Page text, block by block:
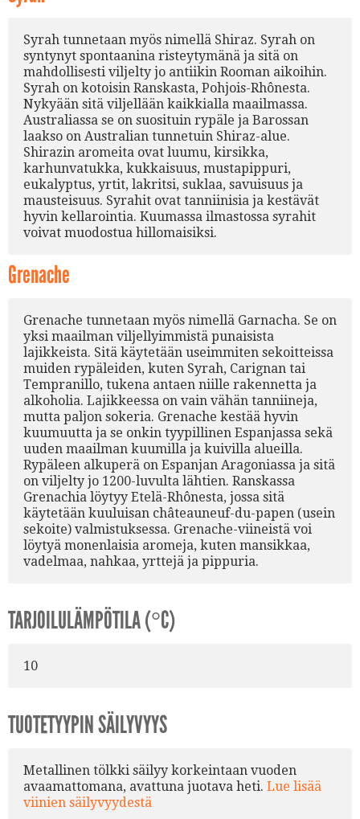
Syrah tunnetaan myös nimellä Shiraz. Syrah on
syntynyt spontaanina risteytymänä ja sitä on
mahdollisesti viljelty jo antiikin Rooman aikoihin.
Syrah on kotoisin Ranskasta, Pohjois-Rhônesta.
Nykyään sitä viljellään kaikkialla maailmassa.
Australiassa se on suosituin rypäle ja Barossan
laakso on Australian tunnetuin Shiraz-alue.
Shirazin aromeita ovat luumu, kirsikka,
karhunvatukka, kukkaisuus, mustapippuri,
eukalyptus, yrtit, lakritsi, suklaa, savuisuus ja
mausteisuus. Syrahit ovat tanniinisia ja kestävät
hyvin kellarointia. Kuumassa ilmastossa syrahit
voivat muodostua hillomaisiksi.
Grenache
Grenache tunnetaan myös nimellä Garnacha. Se on
yksi maailman viljellyimmistä punaisista
lajikkeista. Sitä käytetään useimmiten sekoitteissa
muiden rypäleiden, kuten Syrah, Carignan tai
Tempranillo, tukena antaen niille rakennetta ja
alkoholia. Lajikkeessa on vain vähän tanniineja,
mutta paljon sokeria. Grenache kestää hyvin
kuumuutta ja se onkin tyypillinen Espanjassa sekä
uuden maailman kuumilla ja kuivilla alueilla.
Rypäleen alkuperä on Espanjan Aragoniassa ja sitä
on viljelty jo 1200-luvulta lähtien. Ranskassa
Grenachia löytyy Etelä-Rhônesta, jossa sitä
käytetään kuuluisan châteauneuf-du-papen (usein
sekoite) valmistuksessa. Grenache-viineistä voi
löytyä monenlaisia aromeja, kuten mansikkaa,
vadelmaa, nahkaa, yrttejä ja pippuria.
TARJOILULÄMPÖTILA (°C)
10
TUOTETYYPIN SÄILYVYYS
Metallinen tölkki säilyy korkeintaan vuoden
avaamattomana, avattuna juotava heti. Lue lisää
viinien säilyvyydestä